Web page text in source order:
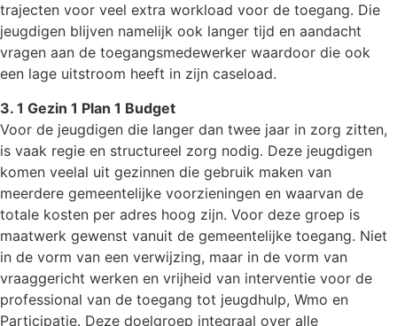
trajecten voor veel extra workload voor de toegang. Die
jeugdigen blijven namelijk ook langer tijd en aandacht
vragen aan de toegangsmedewerker waardoor die ook
een lage uitstroom heeft in zijn caseload.
3. 1 Gezin 1 Plan 1 Budget
Voor de jeugdigen die langer dan twee jaar in zorg zitten,
is vaak regie en structureel zorg nodig. Deze jeugdigen
komen veelal uit gezinnen die gebruik maken van
meerdere gemeentelijke voorzieningen en waarvan de
totale kosten per adres hoog zijn. Voor deze groep is
maatwerk gewenst vanuit de gemeentelijke toegang. Niet
in de vorm van een verwijzing, maar in de vorm van
vraaggericht werken en vrijheid van interventie voor de
professional van de toegang tot jeugdhulp, Wmo en
Participatie. Deze doelgroep integraal over alle